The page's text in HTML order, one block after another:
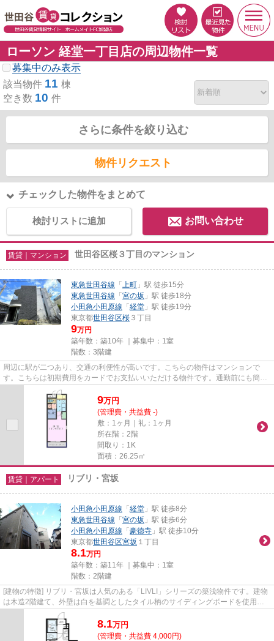
ローソン 経堂一丁目店の周辺物件一覧
募集中のみ表示
該当物件 11 棟
空き数 10 件
さらに条件を絞り込む
物件リクエスト
チェックした物件をまとめて
検討リストに追加 お問い合わせ
賃貸｜マンション 世田谷区桜３丁目のマンション
東急世田谷線 「 上町 」駅 徒歩15分
東急世田谷線 「宮の坂 」駅 徒歩18分
小田急小田原線 「経堂 」駅 徒歩19分
東京都世田谷区桜 ３丁目
9万円
築年数：築10年 ｜募集中： 1室
階数：3階建
周辺に駅が二つあり、交通の利便性が高いです。こちらの物件はマンションで
す。こちらは初期費用をカードでお支払いいただける物件です。通勤前にも簡単
にごみを捨てることができる敷...
9万円
(管理費・共益費 -)
敷：1ヶ月｜礼：1ヶ月
所在階：2階
間取り：1K
面積：26.25㎡
賃貸｜アパート リブリ・宮坂
小田急小田原線 「経堂 」駅 徒歩8分
東急世田谷線 「宮の坂 」駅 徒歩6分
小田急小田原線 「豪徳寺 」駅 徒歩10分
東京都世田谷区宮坂 １丁目
8.1万円
築年数：築11年 ｜募集中： 1室
階数：2階建
[建物の特徴] リブリ・宮坂は人気のある「LIVLI」シリーズの築浅物件です。建物
は木造2階建て、外壁は白を基調としたタイル柄のサイディングボードを使用し
ており、外観はコンパクトか...
8.1万円
(管理費・共益費 4,000円)